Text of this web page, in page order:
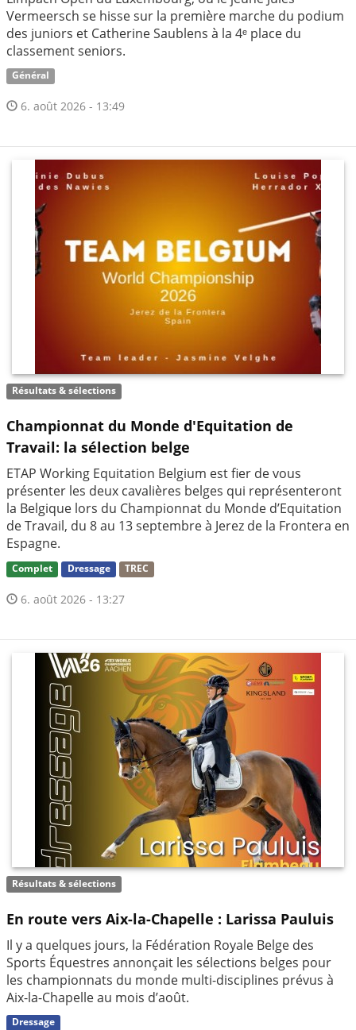
Vermeersch se hisse sur la première marche du podium
des juniors et Catherine Saublens à la 4ᵉ place du
classement seniors.
Général
6. août 2026 - 13:49
Résultats & sélections
Championnat du Monde d'Equitation de
Travail: la sélection belge
ETAP Working Equitation Belgium est fier de vous
présenter les deux cavalières belges qui représenteront
la Belgique lors du Championnat du Monde d’Equitation
de Travail, du 8 au 13 septembre à Jerez de la Frontera en
Espagne.
Complet Dressage TREC
6. août 2026 - 13:27
Résultats & sélections
En route vers Aix-la-Chapelle : Larissa Pauluis
Il y a quelques jours, la Fédération Royale Belge des
Sports Équestres annonçait les sélections belges pour
les championnats du monde multi-disciplines prévus à
Aix-la-Chapelle au mois d’août.
Dressage